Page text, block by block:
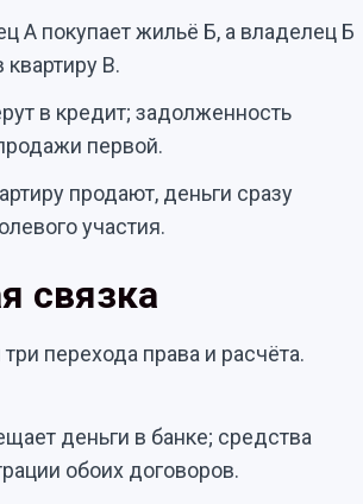
А покупает жильё Б, а владелец Б
В.
в кредит; задолженность
первой.
продают, деньги сразу
участия.
связка
перехода права и расчёта.
деньги в банке; средства
обоих договоров.